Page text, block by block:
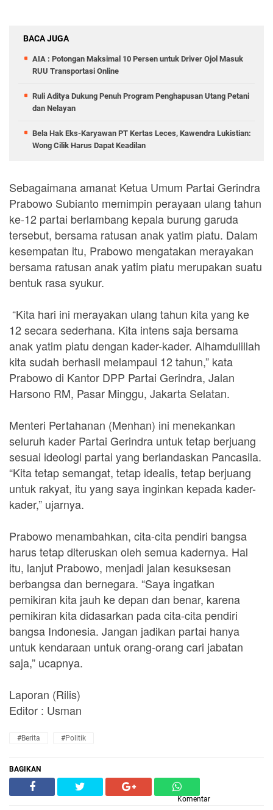
BACA JUGA
AIA : Potongan Maksimal 10 Persen untuk Driver Ojol Masuk
RUU Transportasi Online
Ruli Aditya Dukung Penuh Program Penghapusan Utang Petani
dan Nelayan
Bela Hak Eks-Karyawan PT Kertas Leces, Kawendra Lukistian:
Wong Cilik Harus Dapat Keadilan
Sebagaimana amanat Ketua Umum Partai Gerindra
Prabowo Subianto memimpin perayaan ulang tahun
ke-12 partai berlambang kepala burung garuda
tersebut, bersama ratusan anak yatim piatu. Dalam
kesempatan itu, Prabowo mengatakan merayakan
bersama ratusan anak yatim piatu merupakan suatu
bentuk rasa syukur.
“Kita hari ini merayakan ulang tahun kita yang ke
12 secara sederhana. Kita intens saja bersama
anak yatim piatu dengan kader-kader. Alhamdulillah
kita sudah berhasil melampaui 12 tahun,” kata
Prabowo di Kantor DPP Partai Gerindra, Jalan
Harsono RM, Pasar Minggu, Jakarta Selatan.
Menteri Pertahanan (Menhan) ini menekankan
seluruh kader Partai Gerindra untuk tetap berjuang
sesuai ideologi partai yang berlandaskan Pancasila.
“Kita tetap semangat, tetap idealis, tetap berjuang
untuk rakyat, itu yang saya inginkan kepada kader-
kader,” ujarnya.
Prabowo menambahkan, cita-cita pendiri bangsa
harus tetap diteruskan oleh semua kadernya. Hal
itu, lanjut Prabowo, menjadi jalan kesuksesan
berbangsa dan bernegara. “Saya ingatkan
pemikiran kita jauh ke depan dan benar, karena
pemikiran kita didasarkan pada cita-cita pendiri
bangsa Indonesia. Jangan jadikan partai hanya
untuk kendaraan untuk orang-orang cari jabatan
saja,” ucapnya.
Laporan (Rilis)
Editor : Usman
#Berita #Politik
BAGIKAN
Komentar